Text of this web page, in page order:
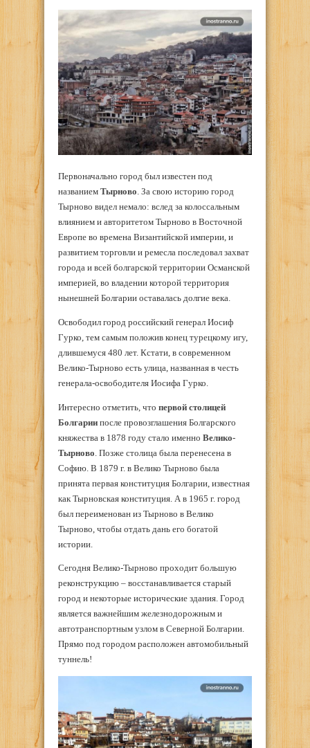
Первоначально город был известен под
названием Тырново . За свою историю город
Тырново видел немало: вслед за колоссальным
влиянием и авторитетом Тырново в Восточной
Европе во времена Византийской империи, и
развитием торговли и ремесла последовал захват
города и всей болгарской территории Османской
империей, во владении которой территория
нынешней Болгарии оставалась долгие века.
Освободил город российский генерал Иосиф
Гурко, тем самым положив конец турецкому игу,
длившемуся 480 лет. Кстати, в современном
Велико-Тырново есть улица, названная в честь
генерала-освободителя Иосифа Гурко.
Интересно отметить, что первой столицей
Болгарии после провозглашения Болгарского
княжества в 1878 году стало именно Велико-
Тырново . Позже столица была перенесена в
Софию. В 1879 г. в Велико Тырново была
принята первая конституция Болгарии, известная
как Тырновская конституция. А в 1965 г. город
был переименован из Тырново в Велико
Тырново, чтобы отдать дань его богатой
истории.
Сегодня Велико-Тырново проходит большую
реконструкцию – восстанавливается старый
город и некоторые исторические здания. Город
является важнейшим железнодорожным и
автотранспортным узлом в Северной Болгарии.
Прямо под городом расположен автомобильный
туннель!